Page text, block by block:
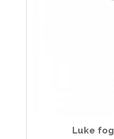
Luke